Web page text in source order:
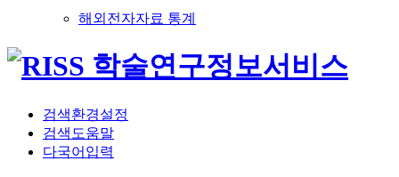
해외전자자료 통계
검색환경설정
검색도움말
다국어입력